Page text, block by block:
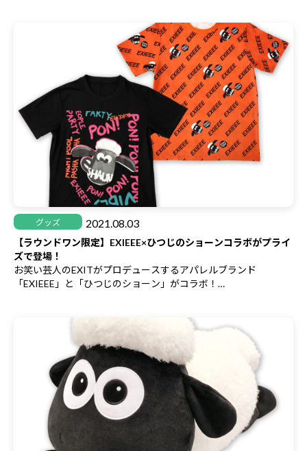
グッズ 2021.08.03
【ラウンドワン限定】EXIEEE×ひつじのショーンコラボがプライ
ズで登場！
お笑い芸人のEXITがプロデュースするアパレルブランド
「EXIEEE」と「ひつじのショーン」がコラボ！